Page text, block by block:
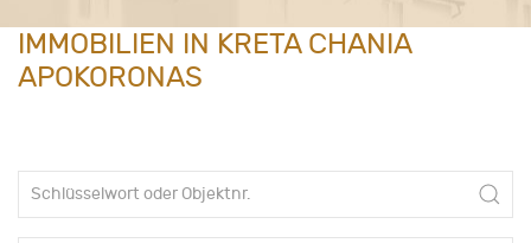
IMMOBILIEN IN KRETA CHANIA
APOKORONAS